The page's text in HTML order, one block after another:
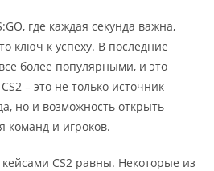
где каждая секунда важна,
ключ к успеху. В последние
более популярными, и это
– это не только источник
но и возможность открыть
команд и игроков.
CS2 равны. Некоторые из